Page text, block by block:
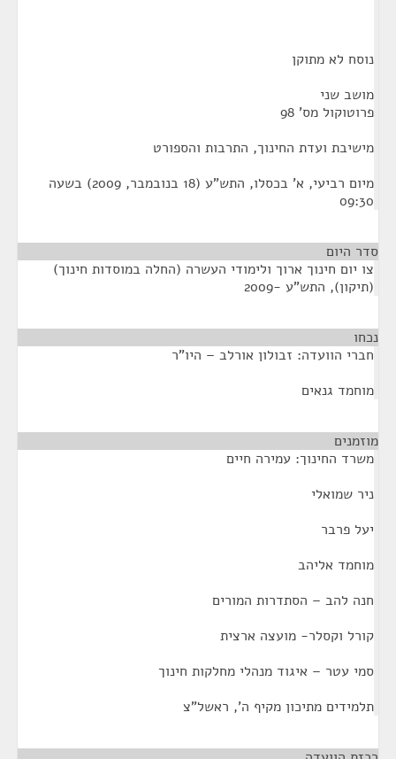
נוסח לא מתוקן
מושב שני
פרוטוקול מס' 98
מישיבת ועדת החינוך, התרבות והספורט
מיום רביעי, א' בכסלו, התש"ע (18 בנובמבר, 2009) בשעה
09:30
סדר היום
צו יום חינוך ארוך ולימודי העשרה (החלה במוסדות חינוך)
(תיקון), התש"ע -2009
נכחו
חברי הוועדה: זבולון אורלב – היו"ר
מוחמד גנאים
מוזמנים
משרד החינוך: עמירה חיים
ניר שמואלי
יעל פרבר
מוחמד אליהב
חנה להב – הסתדרות המורים
קורל וקסלר- מועצה ארצית
סמי עטר – איגוד מנהלי מחלקות חינוך
תלמידים מתיכון מקיף ה', ראשל"צ